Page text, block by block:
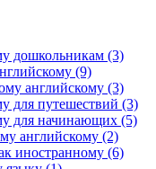
дошкольникам (3)
(9)
английскому (3)
для путешествий (3)
для начинающих (5)
английскому (2)
иностранному (6)